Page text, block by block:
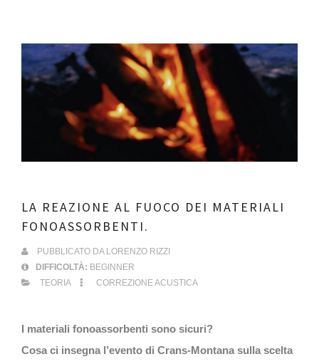
LA REAZIONE AL FUOCO DEI MATERIALI
FONOASSORBENTI.
PUBBLICATO DA LORENZO RIZZI
DIFFICOLTÀ: BEGINNER
TEORIA
CORREZIONE ACUSTICA
I materiali fonoassorbenti sono sicuri?
Cosa ci insegna l’evento di Crans-Montana sulla scelta